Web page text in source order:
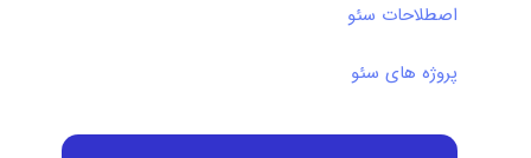
اصطلاحات سئو
پروژه های سئو